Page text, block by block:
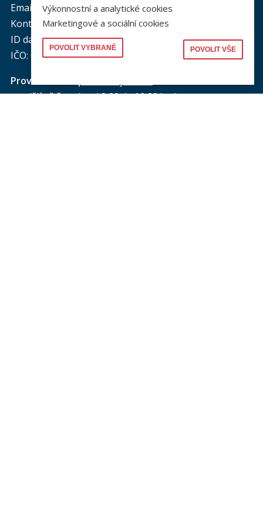
Email podatelna: podatelna@prf.cuni.cz
Kontakt pro média: komunikace@prf.cuni.cz
ID datové schránky: piyj9b4
IČO: 00216208
Provozní doba
pondělí až čtvrtek: od 9.00 do 16.00 hod.
Výkonnostní a analytické cookies
Marketingové a sociální cookies
POVOLIT VYBRANÉ POVOLIT VŠE